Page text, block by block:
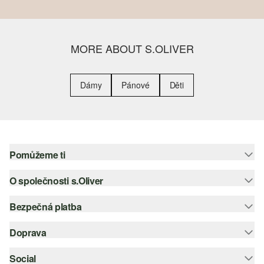
MORE ABOUT S.OLIVER
Dámy Pánové Děti
Pomůžeme ti
Nápověda – často kladené otázky
Nápověda k velikostem
O společnosti s.Oliver
Newsletter
Bezpečná platba
Platební karta
Doprava
Česká pošta
Social